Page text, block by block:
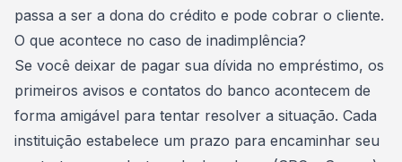
passa a ser a dona do crédito e pode cobrar o cliente.
O que acontece no caso de inadimplência?
Se você deixar de pagar sua dívida no empréstimo, os
primeiros avisos e contatos do banco acontecem de
forma amigável para tentar resolver a situação. Cada
instituição estabelece um prazo para encaminhar seu